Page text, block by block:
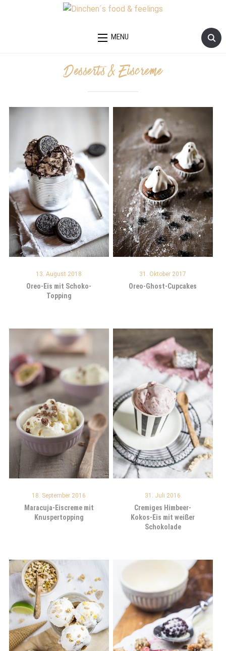
MENU
Desserts & Eiscreme
13. August 2018
Oreo-Eis mit Schoko-
Topping
31. Oktober 2017
Oreo-Ghost-Cupcakes
18. September 2016
Maracuja-Eiscreme mit
Knuspertopping
31. Juli 2016
Cremiges Himbeer-
Kokos-Eis mit weißer
Schokolade